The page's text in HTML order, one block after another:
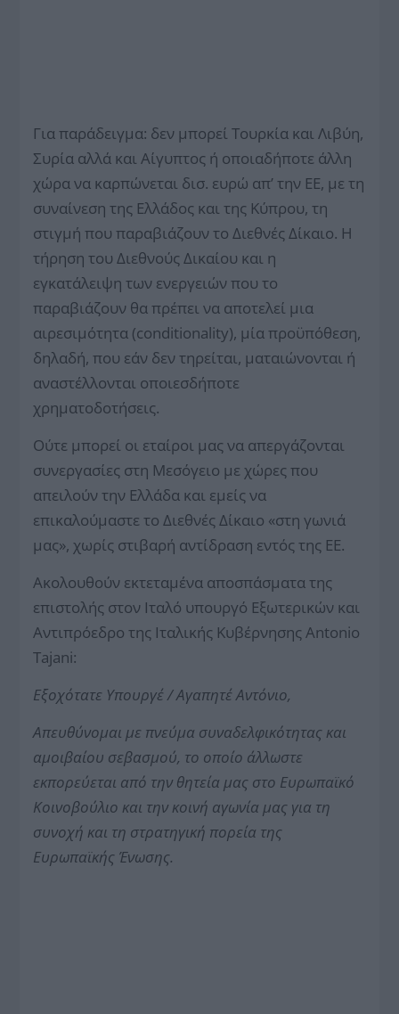
Για παράδειγμα: δεν μπορεί Τουρκία και Λιβύη,
Συρία αλλά και Αίγυπτος ή οποιαδήποτε άλλη
χώρα να καρπώνεται δισ. ευρώ απ’ την ΕΕ, με τη
συναίνεση της Ελλάδος και της Κύπρου, τη
στιγμή που παραβιάζουν το Διεθνές Δίκαιο. Η
τήρηση του Διεθνούς Δικαίου και η
εγκατάλειψη των ενεργειών που το
παραβιάζουν θα πρέπει να αποτελεί μια
αιρεσιμότητα (conditionality), μία προϋπόθεση,
δηλαδή, που εάν δεν τηρείται, ματαιώνονται ή
αναστέλλονται οποιεσδήποτε
χρηματοδοτήσεις.
Ούτε μπορεί οι εταίροι μας να απεργάζονται
συνεργασίες στη Μεσόγειο με χώρες που
απειλούν την Ελλάδα και εμείς να
επικαλούμαστε το Διεθνές Δίκαιο «στη γωνιά
μας», χωρίς στιβαρή αντίδραση εντός της ΕΕ.
Ακολουθούν εκτεταμένα αποσπάσματα της
επιστολής στον Ιταλό υπουργό Εξωτερικών και
Αντιπρόεδρο της Ιταλικής Κυβέρνησης Antonio
Tajani:
Εξοχότατε Υπουργέ / Αγαπητέ Αντόνιο,
Απευθύνομαι με πνεύμα συναδελφικότητας και
αμοιβαίου σεβασμού, το οποίο άλλωστε
εκπορεύεται από την θητεία μας στο Ευρωπαϊκό
Κοινοβούλιο και την κοινή αγωνία μας για τη
συνοχή και τη στρατηγική πορεία της
Ευρωπαϊκής Ένωσης.